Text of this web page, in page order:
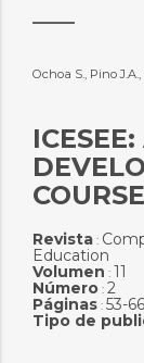
Ochoa S., Pino
Revista:
Education
Volumen : 11
Número: 2
Páginas: 53-66
Tipo de